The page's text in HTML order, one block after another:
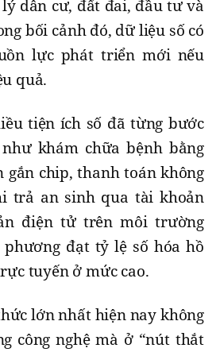
dân cư, đất đai, đầu tư và
bối cảnh đó, dữ liệu số có
lực phát triển mới nếu
quả.
tiện ích số đã từng bước
khám chữa bệnh bằng
gắn chip, thanh toán không
trả an sinh qua tài khoản
điện tử trên môi trường
đạt tỷ lệ số hóa hồ
tuyến ở mức cao.
lớn nhất hiện nay không
công nghệ mà ở “nút thắt